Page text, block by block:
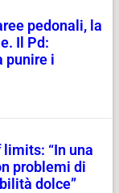
pedonali, la
Il Pd:
punire i
“In una
problemi di
dolce”